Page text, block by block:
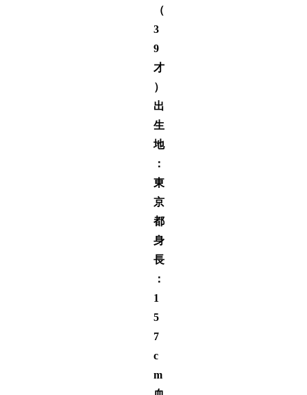
（
3
9
才
）
出
生
地
：
東
京
都
身
長
：
1
5
7
c
m